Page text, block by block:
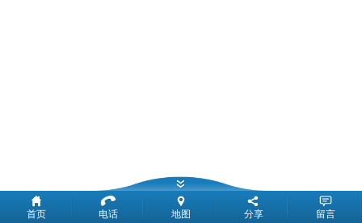
首页 电话 地图 分享 留言